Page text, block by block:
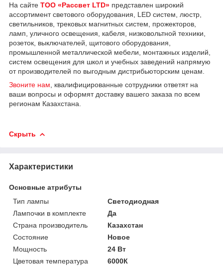
На сайте ТОО «Рассвет LTD» представлен широкий
ассортимент светового оборудования, LED систем, люстр,
светильников, трековых магнитных систем, прожекторов,
ламп, уличного освещения, кабеля, низковольтной техники,
розеток, выключателей, щитового оборудования,
промышленной металлической мебели, монтажных изделий,
систем освещения для школ и учебных заведений напрямую
от производителей по выгодным дистрибьюторским ценам.
Звоните нам , квалифицированные сотрудники ответят на
ваши вопросы и оформят доставку вашего заказа по всем
регионам Казахстана.
Скрыть
Характеристики
Основные атрибуты
Тип лампы
Светодиодная
Лампочки в комплекте
Да
Страна производитель
Казахстан
Состояние
Новое
Мощность
24 Вт
Цветовая температура
6000К